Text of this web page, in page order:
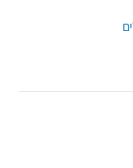
לימי הולדת, עיצוב